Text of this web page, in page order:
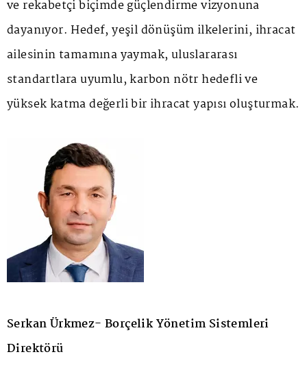
ve rekabetçi biçimde güçlendirme vizyonuna
dayanıyor. Hedef, yeşil dönüşüm ilkelerini, ihracat
ailesinin tamamına yaymak, uluslararası
standartlara uyumlu, karbon nötr hedefli ve
yüksek katma değerli bir ihracat yapısı oluşturmak.
Serkan Ürkmez- Borçelik Yönetim Sistemleri
Direktörü